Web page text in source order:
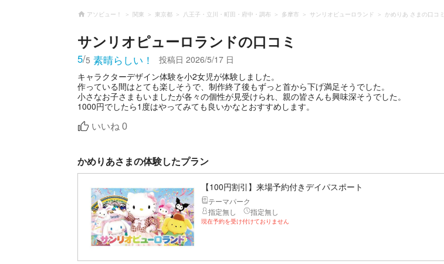
アソビュー！ 関東 東京都 八王子・立川・町田・府中・調布 多摩市 サンリオピューロランド かめりあ さまの口コミ
サンリオピューロランドの口コミ
5/5 素晴らしい！ 投稿日 2026/5/17 日
キャラクターデザイン体験を小2女児が体験しました。
作っている間はとても楽しそうで、制作終了後もずっと首から下げ満足そうでした。
小さなお子さまもいましたが各々の個性が見受けられ、親の皆さんも興味深そうでした。
1000円でしたら1度はやってみても良いかなとおすすめします。
いいね 0
かめりあさまの体験したプラン
【100円割引】来場予約付きデイパスポート
テーマパーク
指定無し
指定無し
現在予約を受け付けておりません